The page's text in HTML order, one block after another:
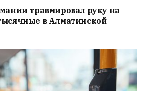
травмировал руку на
в Алматинской